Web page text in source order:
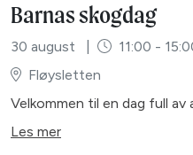
Barnas skogdag
30 august
11:00 -
Fløysletten
Velkommen til en dag full
Les mer